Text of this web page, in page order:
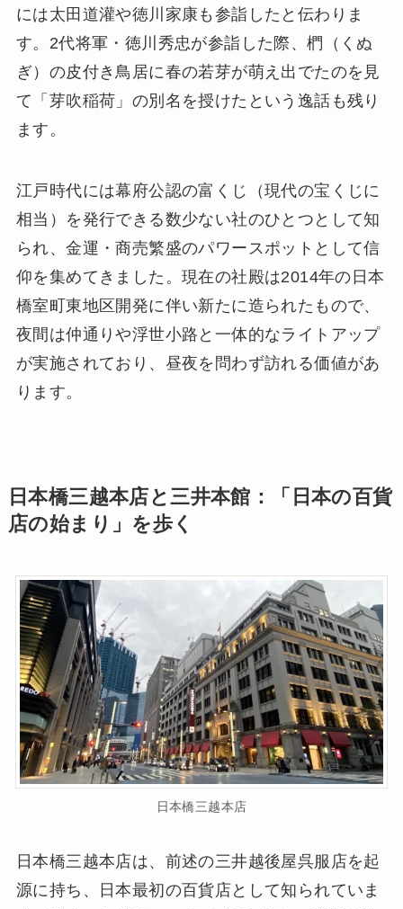
には太田道灌や徳川家康も参詣したと伝わりま
す。2代将軍・徳川秀忠が参詣した際、椚（くぬ
ぎ）の皮付き鳥居に春の若芽が萌え出でたのを見
て「芽吹稲荷」の別名を授けたという逸話も残り
ます。
江戸時代には幕府公認の富くじ（現代の宝くじに
相当）を発行できる数少ない社のひとつとして知
られ、金運・商売繁盛のパワースポットとして信
仰を集めてきました。現在の社殿は2014年の日本
橋室町東地区開発に伴い新たに造られたもので、
夜間は仲通りや浮世小路と一体的なライトアップ
が実施されており、昼夜を問わず訪れる価値があ
ります。
日本橋三越本店と三井本館：「日本の百貨
店の始まり」を歩く
日本橋三越本店
日本橋三越本店は、前述の三井越後屋呉服店を起
源に持ち、日本最初の百貨店として知られていま